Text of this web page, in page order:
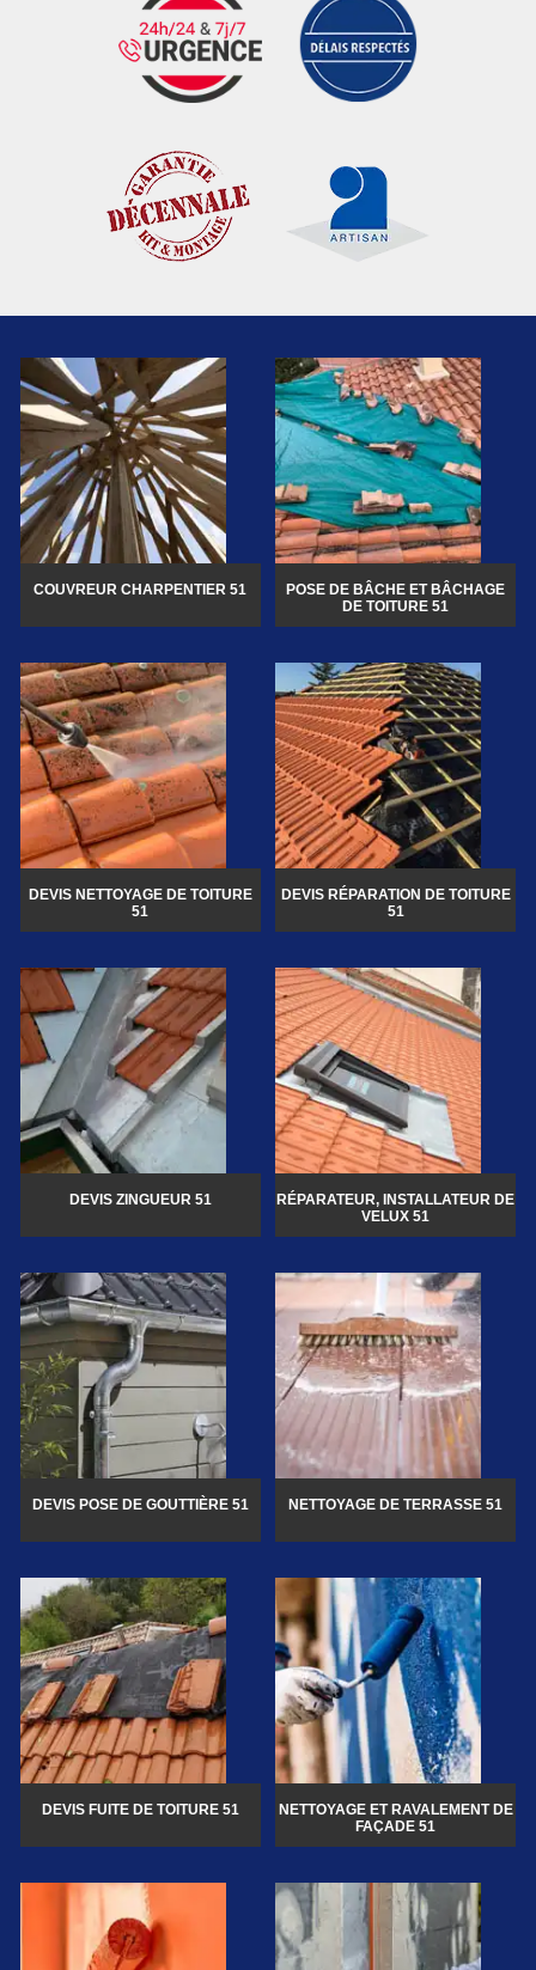
COUVREUR CHARPENTIER 51
POSE DE BÂCHE ET BÂCHAGE
DE TOITURE 51
DEVIS NETTOYAGE DE TOITURE
51
DEVIS RÉPARATION DE TOITURE
51
DEVIS ZINGUEUR 51
RÉPARATEUR, INSTALLATEUR DE
VELUX 51
DEVIS POSE DE GOUTTIÈRE 51 NETTOYAGE DE TERRASSE 51
DEVIS FUITE DE TOITURE 51
NETTOYAGE ET RAVALEMENT DE
FAÇADE 51